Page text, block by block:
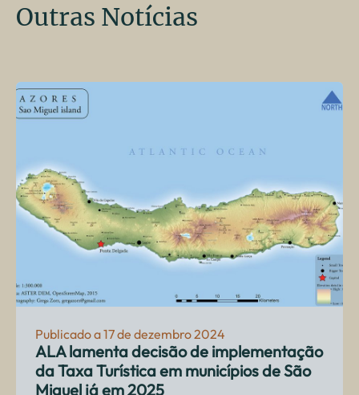
Outras Notícias
Publicado a 17 de dezembro 2024
ALA lamenta decisão de implementação
da Taxa Turística em municípios de São
Miguel já em 2025